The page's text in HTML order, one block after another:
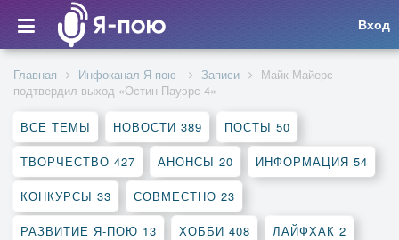
Вход
Главная Инфоканал Я-пою Записи
Майк Майерс
подтвердил выход «Остин Пауэрс 4»
ВСЕ ТЕМЫ НОВОСТИ 389 ПОСТЫ 50
ТВОРЧЕСТВО 427 АНОНСЫ 20 ИНФОРМАЦИЯ 54
КОНКУРСЫ 33 СОВМЕСТНО 23
РАЗВИТИЕ Я-ПОЮ 13 ХОББИ 408 ЛАЙФХАК 2